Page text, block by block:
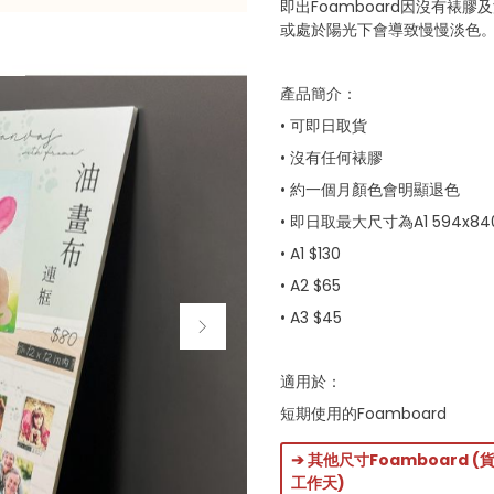
即出Foamboard因沒有裱膠
或處於陽光下會導致慢慢淡色
產品簡介：
• 可即日取貨
• 沒有任何裱膠
• 約一個月顏色會明顯退色
• 即日取最大尺寸為A1
• A1 $130
• A2 $65
• A3 $45
適用於：
短期使用的Foamboard
➔ 其他尺寸Foamboard (
工作天)